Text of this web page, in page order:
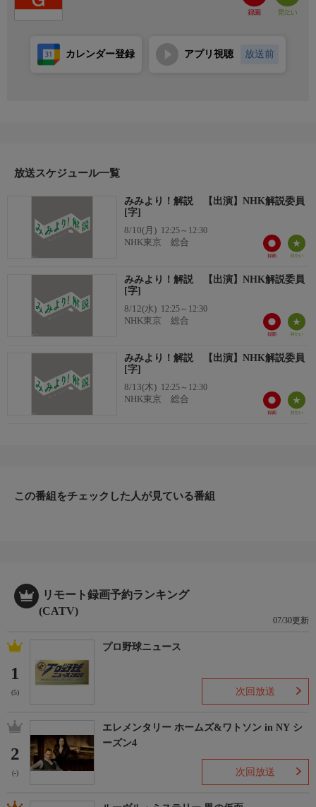
カレンダー登録 アプリ視聴 放送前
放送スケジュール一覧
みみより！解説 【出演】NHK解説委員
[字]
8/10(月) 12:25～12:30
NHK東京 総合
みみより！解説 【出演】NHK解説委員
[字]
8/12(水) 12:25～12:30
NHK東京 総合
みみより！解説 【出演】NHK解説委員
[字]
8/13(木) 12:25～12:30
NHK東京 総合
この番組をチェックした人が見ている番組
リモート録画予約ランキング
(CATV)
07/30更新
1
(5)
プロ野球ニュース
次回放送
2
(-)
エレメンタリー ホームズ&ワトソン in NY シ
ーズン4
次回放送